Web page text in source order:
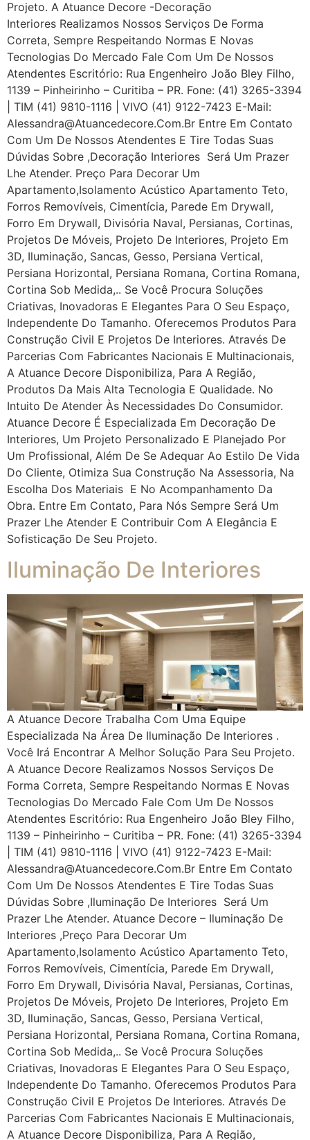
Projeto. A Atuance Decore -Decoração
Interiores Realizamos Nossos Serviços De Forma
Correta, Sempre Respeitando Normas E Novas
Tecnologias Do Mercado Fale Com Um De Nossos
Atendentes Escritório: Rua Engenheiro João Bley Filho,
1139 – Pinheirinho – Curitiba – PR. Fone: (41) 3265-3394
| TIM (41) 9810-1116 | VIVO (41) 9122-7423 E-Mail:
Alessandra@atuancedecore.com.br Entre Em Contato
Com Um De Nossos Atendentes E Tire Todas Suas
Dúvidas Sobre ,Decoração Interiores Será Um Prazer
Lhe Atender. Preço Para Decorar Um
Apartamento,Isolamento Acústico Apartamento Teto,
Forros Removíveis, Cimentícia, Parede Em Drywall,
Forro Em Drywall, Divisória Naval, Persianas, Cortinas,
Projetos De Móveis, Projeto De Interiores, Projeto Em
3D, Iluminação, Sancas, Gesso, Persiana Vertical,
Persiana Horizontal, Persiana Romana, Cortina Romana,
Cortina Sob Medida,.. Se Você Procura Soluções
Criativas, Inovadoras E Elegantes Para O Seu Espaço,
Independente Do Tamanho. Oferecemos Produtos Para
Construção Civil E Projetos De Interiores. Através De
Parcerias Com Fabricantes Nacionais E Multinacionais,
A Atuance Decore Disponibiliza, Para A Região,
Produtos Da Mais Alta Tecnologia E Qualidade. No
Intuito De Atender Às Necessidades Do Consumidor.
Atuance Decore É Especializada Em Decoração De
Interiores, Um Projeto Personalizado E Planejado Por
Um Profissional, Além De Se Adequar Ao Estilo De Vida
Do Cliente, Otimiza Sua Construção Na Assessoria, Na
Escolha Dos Materiais E No Acompanhamento Da
Obra. Entre Em Contato, Para Nós Sempre Será Um
Prazer Lhe Atender E Contribuir Com A Elegância E
Sofisticação De Seu Projeto.
Iluminação De Interiores
A Atuance Decore Trabalha Com Uma Equipe
Especializada Na Área De Iluminação De Interiores .
Você Irá Encontrar A Melhor Solução Para Seu Projeto.
A Atuance Decore Realizamos Nossos Serviços De
Forma Correta, Sempre Respeitando Normas E Novas
Tecnologias Do Mercado Fale Com Um De Nossos
Atendentes Escritório: Rua Engenheiro João Bley Filho,
1139 – Pinheirinho – Curitiba – PR. Fone: (41) 3265-3394
| TIM (41) 9810-1116 | VIVO (41) 9122-7423 E-Mail:
Alessandra@atuancedecore.com.br Entre Em Contato
Com Um De Nossos Atendentes E Tire Todas Suas
Dúvidas Sobre ,iluminação De Interiores Será Um
Prazer Lhe Atender. Atuance Decore – Iluminação De
Interiores ,Preço Para Decorar Um
Apartamento,Isolamento Acústico Apartamento Teto,
Forros Removíveis, Cimentícia, Parede Em Drywall,
Forro Em Drywall, Divisória Naval, Persianas, Cortinas,
Projetos De Móveis, Projeto De Interiores, Projeto Em
3D, Iluminação, Sancas, Gesso, Persiana Vertical,
Persiana Horizontal, Persiana Romana, Cortina Romana,
Cortina Sob Medida,.. Se Você Procura Soluções
Criativas, Inovadoras E Elegantes Para O Seu Espaço,
Independente Do Tamanho. Oferecemos Produtos Para
Construção Civil E Projetos De Interiores. Através De
Parcerias Com Fabricantes Nacionais E Multinacionais,
A Atuance Decore Disponibiliza, Para A Região,